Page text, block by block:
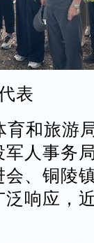
表
和旅游
人事务
、铜陵
响应，